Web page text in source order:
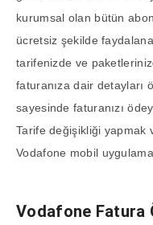
kurumsal olan bütün
ücretsiz şekilde
tarifenizde ve
faturanıza dair detayları
sayesinde faturanızı
Tarife değişikliği yapmak
Vodafone mobil
Vodafone Fatura